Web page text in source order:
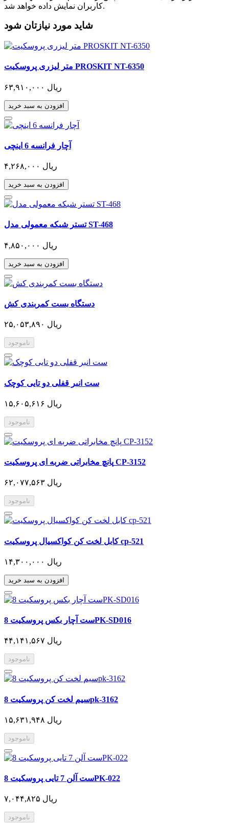
کاربران نمایش داده خواهد شد.
شاید مورد نیازتان شود
متر لیزری پروسکیت PROSKIT NT-6350
۶۳,۹۱۰,۰۰۰ ریال
افزودن به سبد خرید
آچار فرانسه 6 اینچی
۴,۲۶۸,۰۰۰ ریال
افزودن به سبد خرید
تستر شبکه معمولی مدل ST-468
۴,۸۵۰,۰۰۰ ریال
افزودن به سبد خرید
دستگاه بست کمربندی کش
۲۵,۰۵۳,۸۹۰ ریال
ناموجود
ست انبر قفلی دو تایی کوچک
۱۵,۶۰۵,۶۱۶ ریال
ناموجود
پانچ مخابراتی ضربه ای پروسکیت CP-3152
۶۲,۰۷۷,۵۶۳ ریال
ناموجود
کابل لخت کن کواکسیال پروسکیت cp-521
۱۴,۳۰۰,۰۰۰ ریال
افزودن به سبد خرید
ست آچار بکس پروسکیت 8PK-SD016
۴۴,۱۴۱,۵۶۷ ریال
ناموجود
سیم لخت کن پروسکیت 8pk-3162
۱۵,۶۳۱,۹۴۸ ریال
ناموجود
ست آلن 7 تایی پروسکیت 8PK-022
۷,۰۴۴,۸۲۵ ریال
ناموجود